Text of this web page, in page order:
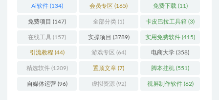
Ai软件(134) 会员专区 (165) 免费下载 (11)
免费项目 (147) 全部分类 (1) 卡皮巴拉工具箱 (3)
在线工具 (157) 实操项目 (3789) 实用免费软件 (415)
引流教程 (44) 游戏专区 (64) 电商大学 (358)
精选软件(1209) 置顶文章 (7) 脚本挂机 (551)
自媒体运营(96) 虚拟资源 (92) 视屏制作软件(62)